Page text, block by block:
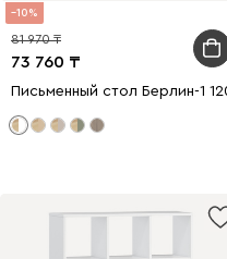
10
73 760
81 970
Письменный стол Берлин-1